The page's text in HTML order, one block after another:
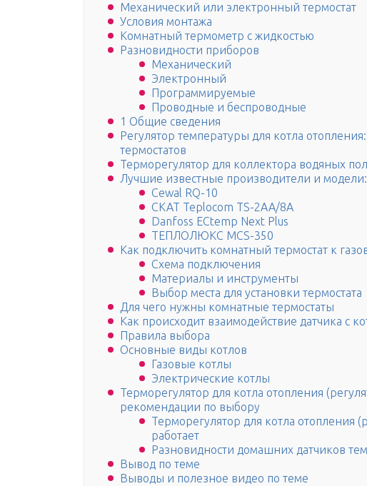
Механический или электронный термостат
Условия монтажа
Комнатный термометр с жидкостью
Разновидности приборов
Механический
Электронный
Программируемые
Проводные и беспроводные
1 Общие сведения
Регулятор температуры для котла
термостатов
Терморегулятор для коллектора водяных
Лучшие известные производители и
Cewal RQ-10
СКАТ Teplocom TS-2AA/8A
Danfoss ECtemp Next Plus
ТЕПЛОЛЮКС MCS-350
Как подключить комнатный термостат к
Схема подключения
Материалы и инструменты
Выбор места для установки термостата
Для чего нужны комнатные термостаты
Как происходит взаимодействие датчика с
Правила выбора
Основные виды котлов
Газовые котлы
Электрические котлы
Терморегулятор для котла отопления
рекомендации по выбору
Терморегулятор для котла отопления
работает
Разновидности домашних датчиков
Вывод по теме
Выводы и полезное видео по теме